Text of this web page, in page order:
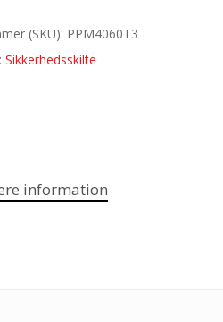
(SKU): PPM4060T3
Sikkerhedsskilte
information